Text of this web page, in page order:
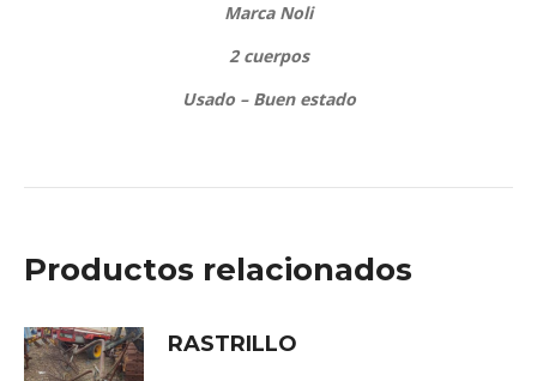
Marca Noli
2 cuerpos
Usado – Buen estado
Productos relacionados
RASTRILLO